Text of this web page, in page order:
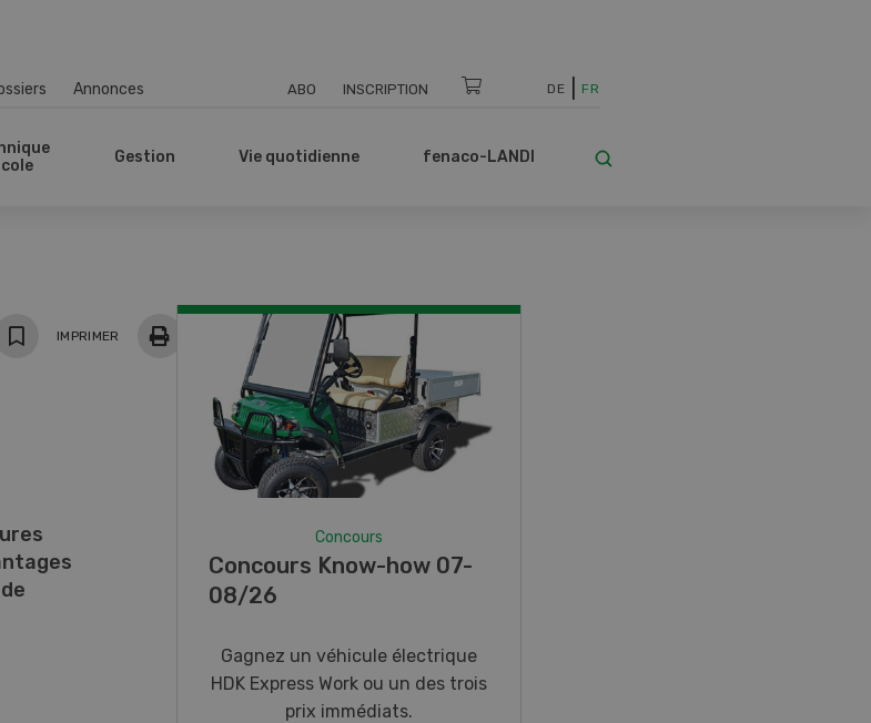
Annonces ABO INSCRIPTION DE FR
Gestion Vie quotidienne fenaco-LANDI
IMPRIMER
Concours
Concours Know-how 07-
08/26
Gagnez un véhicule électrique
HDK Express Work ou un des trois
prix immédiats.